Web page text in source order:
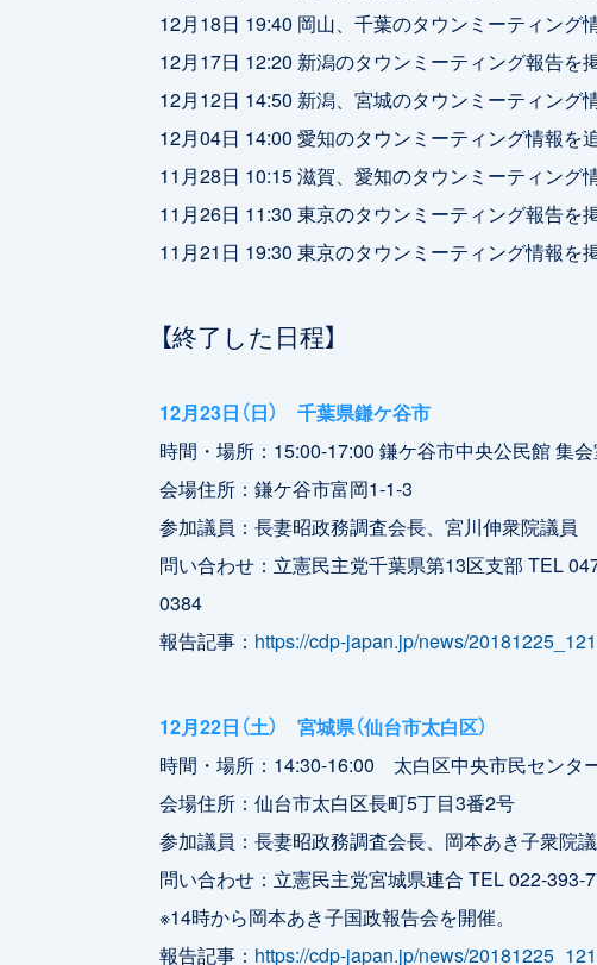
12月18日 19:40 岡山、千葉のタウンミーティング
12月17日 12:20 新潟のタウンミーティング報告を
12月12日 14:50 新潟、宮城のタウンミーティング
12月04日 14:00 愛知のタウンミーティング情報を
11月28日 10:15 滋賀、愛知のタウンミーティング
11月26日 11:30 東京のタウンミーティング報告を
11月21日 19:30 東京のタウンミーティング情報を
【終了した日程】
12月23日（日） 千葉県鎌ケ谷市
時間・場所：15:00-17:00 鎌ケ谷市中央公民館 集
会場住所：鎌ケ谷市富岡1-1-3
参加議員：長妻昭政務調査会長、宮川伸衆院議員
問い合わせ：立憲民主党千葉県第13区支部 TEL
0384
報告記事： https://cdp-japan.jp/news/
12月22日（土） 宮城県（仙台市太白区）
時間・場所：14:30-16:00 太白区中央市民センター
会場住所：仙台市太白区長町5丁目3番2号
参加議員：長妻昭政務調査会長、岡本あき子衆院
問い合わせ：立憲民主党宮城県連合 TEL 022-393-
※14時から岡本あき子国政報告会を開催。
報告記事： https://cdp-japan.jp/news/